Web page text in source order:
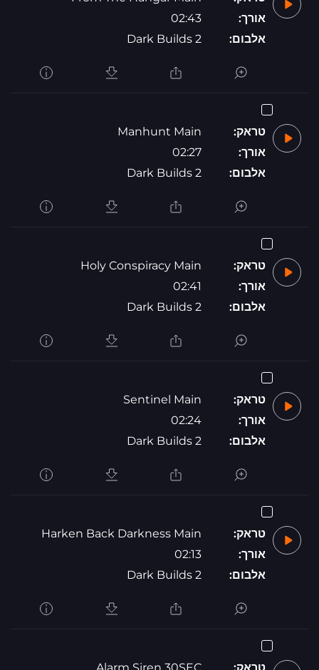
אורך:
02:43
אלבום:
Dark Builds 2
טראק:
Manhunt Main
אורך:
02:27
אלבום:
Dark Builds 2
טראק:
Holy Conspiracy Main
אורך:
02:41
אלבום:
Dark Builds 2
טראק:
Sentinel Main
אורך:
02:24
אלבום:
Dark Builds 2
טראק:
Harken Back Darkness Main
אורך:
02:13
אלבום:
Dark Builds 2
טראק: Alarm Siren 30SEC